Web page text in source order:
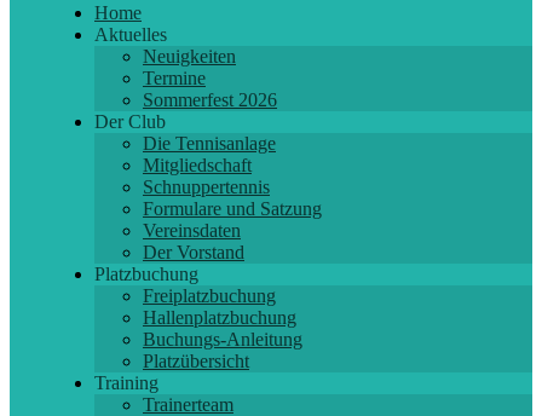
Home
Aktuelles
Neuigkeiten
Termine
Sommerfest 2026
Der Club
Die Tennisanlage
Mitgliedschaft
Schnuppertennis
Formulare und Satzung
Vereinsdaten
Der Vorstand
Platzbuchung
Freiplatzbuchung
Hallenplatzbuchung
Buchungs-Anleitung
Platzübersicht
Training
Trainerteam